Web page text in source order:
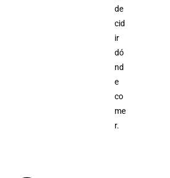
de
cid
ir
dó
nd
e
co
me
r.